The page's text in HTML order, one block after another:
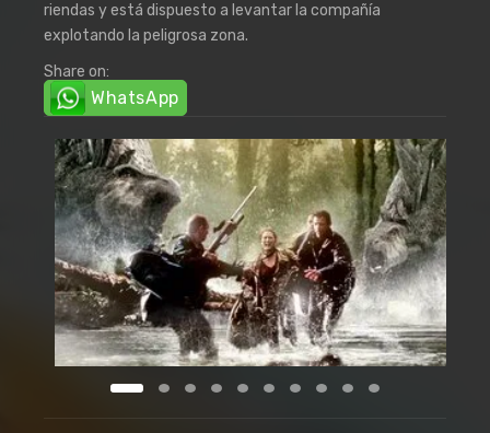
riendas y está dispuesto a levantar la compañía
explotando la peligrosa zona.
Share on:
WhatsApp